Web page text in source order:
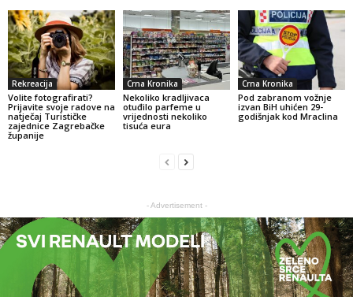
Rekreacija
Volite fotografirati?
Prijavite svoje radove na
natječaj Turističke
zajednice Zagrebačke
županije
Crna Kronika
Nekoliko kradljivaca
otuđilo parfeme u
vrijednosti nekoliko
tisuća eura
Crna Kronika
Pod zabranom vožnje
izvan BiH uhićen 29-
godišnjak kod Mraclina
- Advertisement -